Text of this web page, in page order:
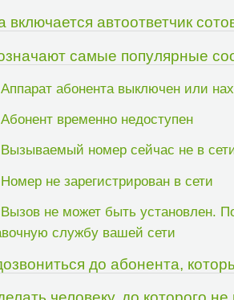
включается автоответчик
самые популярные
Аппарат абонента выключен или
Абонент временно недоступен
Вызываемый номер сейчас не в
Номер не зарегистрирован в сети
Вызов не может быть установлен.
службу вашей сети
до абонента,